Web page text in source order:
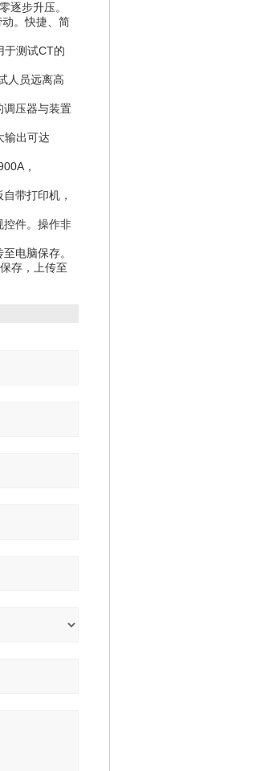
逐步升压。
。快捷、简
于测试CT的
人员远离高
调压器与装置
输出可达
，
带打印机，
控件。操作非
电脑保存。
存，上传至